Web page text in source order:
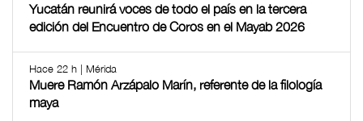
Yucatán reunirá voces de todo el país en la tercera
edición del Encuentro de Coros en el Mayab 2026
Hace 22 h | Mérida
Muere Ramón Arzápalo Marín, referente de la filología
maya